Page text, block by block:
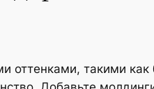
оттенками, такими